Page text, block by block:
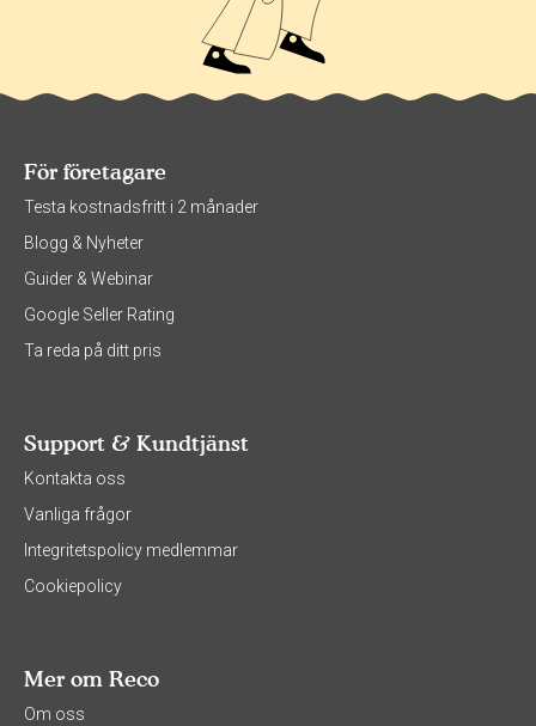
För företagare
Testa kostnadsfritt i 2 månader
Blogg & Nyheter
Guider & Webinar
Google Seller Rating
Ta reda på ditt pris
Support & Kundtjänst
Kontakta oss
Vanliga frågor
Integritetspolicy medlemmar
Cookiepolicy
Mer om Reco
Om oss